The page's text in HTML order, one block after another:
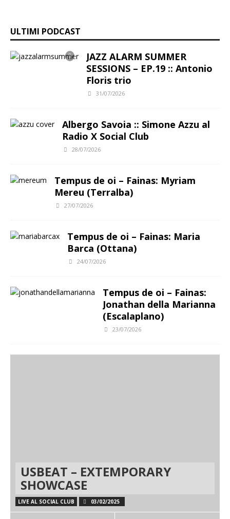
k
p
p
r
a
e
d
y
L
ULTIMI PODCAST
JAZZ ALARM SUMMER
SESSIONS – EP.19 :: Antonio
Floris trio
31/07/2026
Albergo Savoia :: Simone Azzu al
Radio X Social Club
28/07/2026
Tempus de oi – Fainas: Myriam
Mereu (Terralba)
27/07/2026
Tempus de oi – Fainas: Maria
Barca (Ottana)
24/07/2026
Tempus de oi – Fainas:
Jonathan della Marianna
(Escalaplano)
23/07/2026
USBEAT – EXTEMPORARY
SHOWCASE
LIVE AL SOCIAL CLUB 03/02/2025